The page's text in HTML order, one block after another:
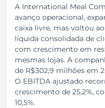
A International Meal
avanço operacional,
caixa livre, mas voltou
líquida consolidada de
com crescimento em
mesmas lojas. A
de R$302,9 milhões em
O EBITDA ajustado
crescimento de 25,2%,
10,5%.